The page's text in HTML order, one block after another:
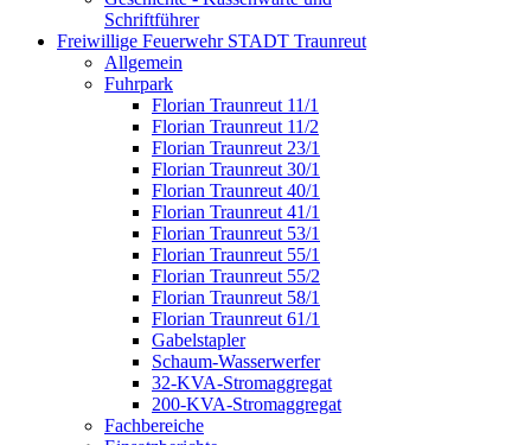
Schriftführer
Freiwillige Feuerwehr STADT Traunreut
Allgemein
Fuhrpark
Florian Traunreut 11/1
Florian Traunreut 11/2
Florian Traunreut 23/1
Florian Traunreut 30/1
Florian Traunreut 40/1
Florian Traunreut 41/1
Florian Traunreut 53/1
Florian Traunreut 55/1
Florian Traunreut 55/2
Florian Traunreut 58/1
Florian Traunreut 61/1
Gabelstapler
Schaum-Wasserwerfer
32-KVA-Stromaggregat
200-KVA-Stromaggregat
Fachbereiche